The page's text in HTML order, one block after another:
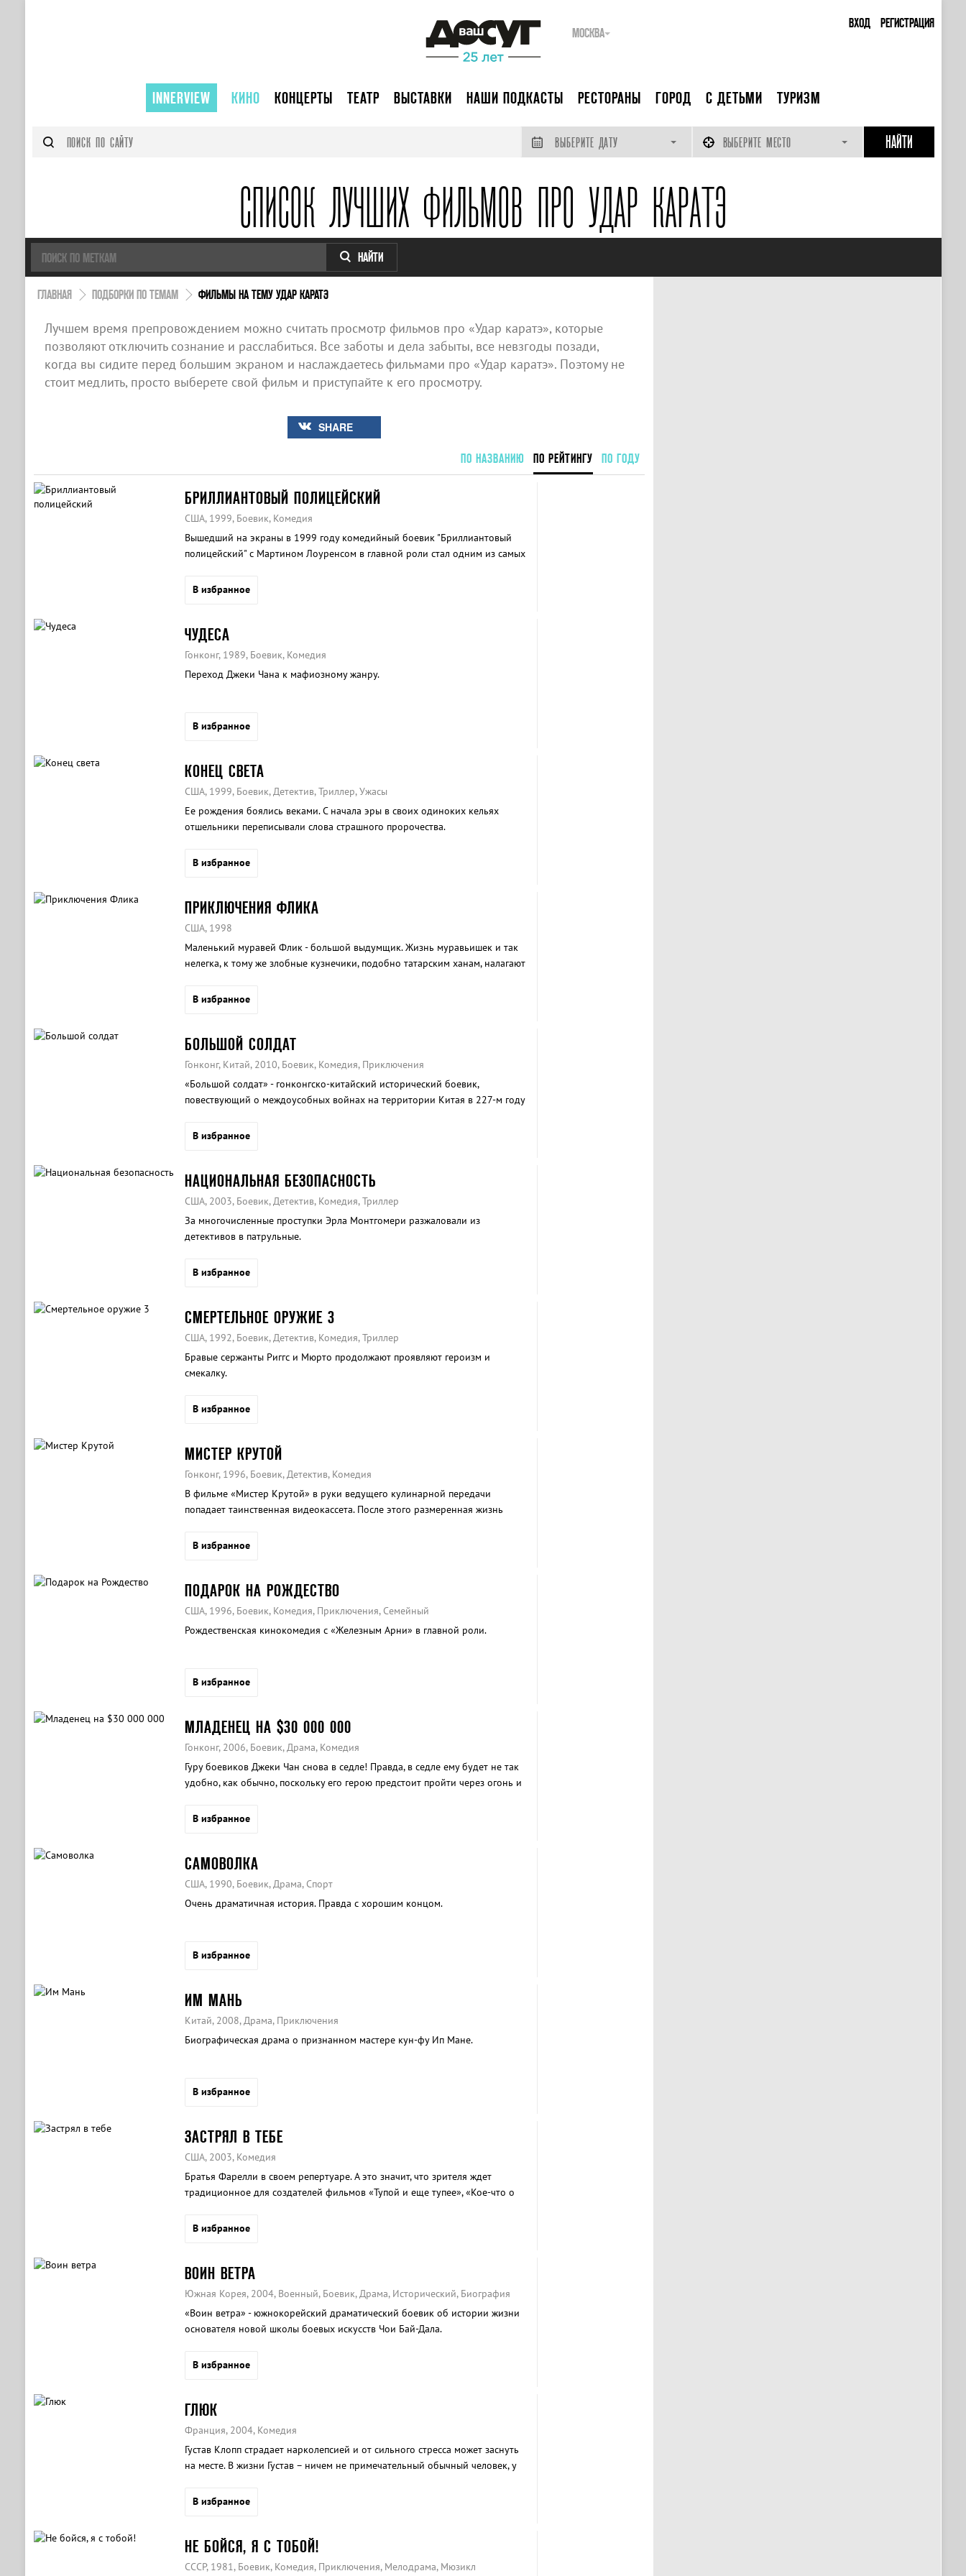
ВХОД РЕГИСТРАЦИЯ
МОСКВА
INNERVIEW КИНО КОНЦЕРТЫ ТЕАТР ВЫСТАВКИ НАШИ ПОДКАСТЫ РЕСТОРАНЫ ГОРОД С ДЕТЬМИ ТУРИЗМ
ВЫБЕРИТЕ ДАТУ ВЫБЕРИТЕ МЕСТО
СПИСОК ЛУЧШИХ ФИЛЬМОВ ПРО УДАР КАРАТЭ
НАЙТИ
ГЛАВНАЯ ПОДБОРКИ ПО ТЕМАМ ФИЛЬМЫ НА ТЕМУ УДАР КАРАТЭ
Лучшем время препровождением можно считать просмотр фильмов про «Удар каратэ», которые
позволяют отключить сознание и расслабиться. Все заботы и дела забыты, все невзгоды позади,
когда вы сидите перед большим экраном и наслаждаетесь фильмами про «Удар каратэ». Поэтому не
стоит медлить, просто выберете свой фильм и приступайте к его просмотру.
SHARE
ПО НАЗВАНИЮ ПО РЕЙТИНГУ ПО ГОДУ
БРИЛЛИАНТОВЫЙ ПОЛИЦЕЙСКИЙ
США, 1999, Боевик, Комедия
Вышедший на экраны в 1999 году комедийный боевик "Бриллиантовый
полицейский" с Мартином Лоуренсом в главной роли стал одним из самых
В избранное
ЧУДЕСА
Гонконг, 1989, Боевик, Комедия
Переход Джеки Чана к мафиозному жанру.
В избранное
КОНЕЦ СВЕТА
США, 1999, Боевик, Детектив, Триллер, Ужасы
Ее рождения боялись веками. С начала эры в своих одиноких кельях
отшельники переписывали слова страшного пророчества.
В избранное
ПРИКЛЮЧЕНИЯ ФЛИКА
США, 1998
Маленький муравей Флик - большой выдумщик. Жизнь муравьишек и так
нелегка, к тому же злобные кузнечики, подобно татарским ханам, налагают
командируется в страну больших жуков-мачо с просьбой помочь кроткому
великая сила искусства по-прежнему творит чудеса..
В избранное
БОЛЬШОЙ СОЛДАТ
Гонконг, Китай, 2010, Боевик, Комедия, Приключения
«Большой солдат» - гонконгско-китайский исторический боевик,
повествующий о междоусобных войнах на территории Китая в 227-м году
В избранное
НАЦИОНАЛЬНАЯ БЕЗОПАСНОСТЬ
США, 2003, Боевик, Детектив, Комедия, Триллер
За многочисленные проступки Эрла Монтгомери разжаловали из
детективов в патрульные.
В избранное
СМЕРТЕЛЬНОЕ ОРУЖИЕ 3
США, 1992, Боевик, Детектив, Комедия, Триллер
Бравые сержанты Риггс и Мюрто продолжают проявляют героизм и
смекалку.
В избранное
МИСТЕР КРУТОЙ
Гонконг, 1996, Боевик, Детектив, Комедия
В фильме «Мистер Крутой» в руки ведущего кулинарной передачи
попадает таинственная видеокассета. После этого размеренная жизнь
В избранное
ПОДАРОК НА РОЖДЕСТВО
США, 1996, Боевик, Комедия, Приключения, Семейный
Рождественская кинокомедия с «Железным Арни» в главной роли.
В избранное
МЛАДЕНЕЦ НА $30 000 000
Гонконг, 2006, Боевик, Драма, Комедия
Гуру боевиков Джеки Чан снова в седле! Правда, в седле ему будет не так
удобно, как обычно, поскольку его герою предстоит пройти через огонь и
В избранное
САМОВОЛКА
США, 1990, Боевик, Драма, Спорт
Очень драматичная история. Правда с хорошим концом.
В избранное
ИМ МАНЬ
Китай, 2008, Драма, Приключения
Биографическая драма о признанном мастере кун-фу Ип Мане.
В избранное
ЗАСТРЯЛ В ТЕБЕ
США, 2003, Комедия
Братья Фарелли в своем репертуаре. А это значит, что зрителя ждет
традиционное для создателей фильмов «Тупой и еще тупее», «Кое-что о
В избранное
ВОИН ВЕТРА
Южная Корея, 2004, Военный, Боевик, Драма, Исторический, Биография
«Воин ветра» - южнокорейский драматический боевик об истории жизни
основателя новой школы боевых искусств Чои Бай-Дала.
В избранное
ГЛЮК
Франция, 2004, Комедия
Густав Клопп страдает нарколепсией и от сильного стресса может заснуть
на месте. В жизни Густав – ничем не примечательный обычный человек, у
путешествует во времени и пространстве и совершает подвиги. Из-за этого
В избранное
НЕ БОЙСЯ, Я С ТОБОЙ!
СССР, 1981, Боевик, Комедия, Приключения, Мелодрама, Мюзикл